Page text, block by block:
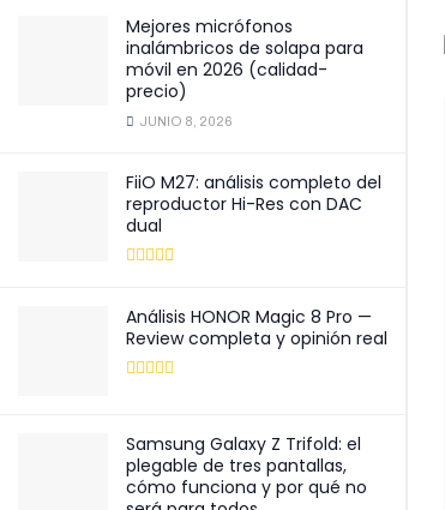
Mejores micrófonos
inalámbricos de solapa para
móvil en 2026 (calidad-
precio)
JUNIO 8, 2026
FiiO M27: análisis completo del
reproductor Hi-Res con DAC
dual
Análisis HONOR Magic 8 Pro —
Review completa y opinión real
Samsung Galaxy Z Trifold: el
plegable de tres pantallas,
cómo funciona y por qué no